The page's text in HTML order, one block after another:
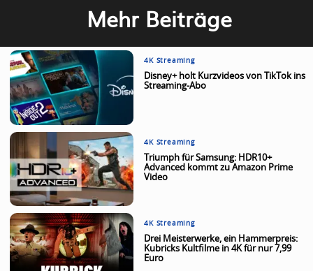
Mehr Beiträge
4K Streaming
Disney+ holt Kurzvideos von TikTok ins
Streaming-Abo
4K Streaming
Triumph für Samsung: HDR10+
Advanced kommt zu Amazon Prime
Video
4K Streaming
Drei Meisterwerke, ein Hammerpreis:
Kubricks Kultfilme in 4K für nur 7,99
Euro